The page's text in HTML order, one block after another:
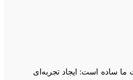
ساده است: ایجاد تجربه‌ای